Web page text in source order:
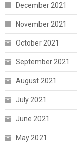
December 2021
November 2021
October 2021
September 2021
August 2021
July 2021
June 2021
May 2021